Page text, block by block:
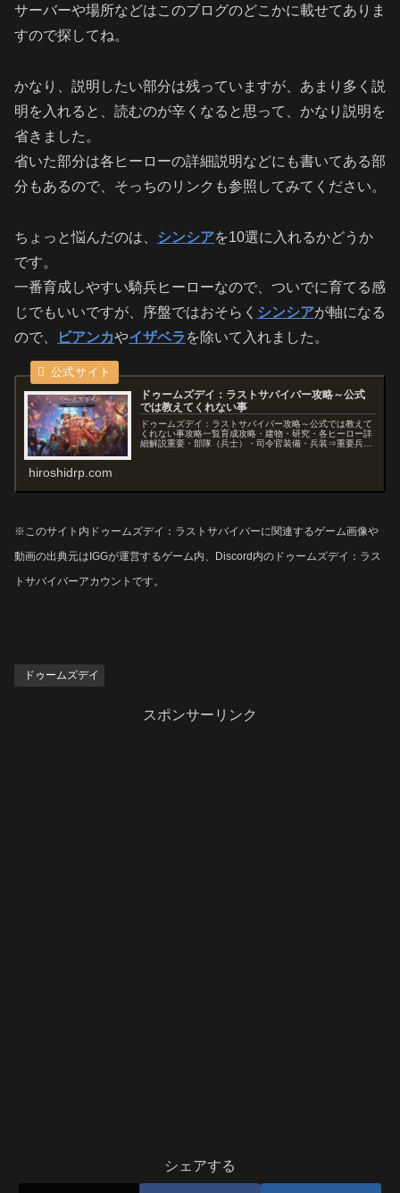
サーバーや場所などはこのブログのどこかに載せてありま
すので探してね。
かなり、説明したい部分は残っていますが、あまり多く説
明を入れると、読むのが辛くなると思って、かなり説明を
省きました。
省いた部分は各ヒーローの詳細説明などにも書いてある部
分もあるので、そっちのリンクも参照してみてください。
ちょっと悩んだのは、 シンシアを10選に入れるかどうか
です。
一番育成しやすい騎兵ヒーローなので、ついでに育てる感
じでもいいですが、序盤ではおそらく シンシアが軸になる
ので、
ビアンカやイザベラ を除いて入れました。
ドゥームズデイ：ラストサバイバー攻略～公式
では教えてくれない事
ドゥームズデイ：ラストサバイバー攻略～公式では教えて
くれない事攻略一覧育成攻略・建物・研究・各ヒーロー詳
細解説重要・部隊（兵士）・司令官装備・兵装⇒重要兵装
hiroshidrp.com
※このサイト内ドゥームズデイ：ラストサバイバーに関連するゲーム画像や
動画の出典元はIGGが運営するゲーム内、Discord内のドゥームズデイ：ラス
トサバイバーアカウントです。
ドゥームズデイ
スポンサーリンク
シェアする